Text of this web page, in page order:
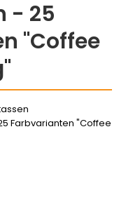
- 25
"Coffee
Farbvarianten "Coffee